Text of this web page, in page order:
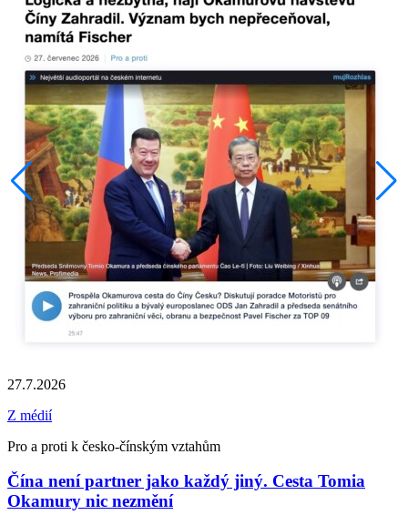
27.7.2026
Z médií
Pro a proti k česko-čínským vztahům
Čína není partner jako každý jiný. Cesta Tomia
Okamury nic nezmění